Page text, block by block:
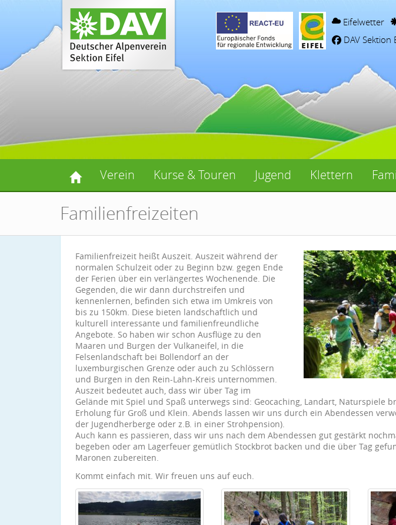
Eifelwetter
DAV Sektion
Verein Kurse & Touren Jugend Klettern
Familienfreizeiten
Familienfreizeit heißt Auszeit. Auszeit während der
normalen Schulzeit oder zu Beginn bzw. gegen Ende
der Ferien über ein verlängertes Wochenende. Die
Gegenden, die wir dann durchstreifen und
kennenlernen, befinden sich etwa im Umkreis von
bis zu 150km. Diese bieten landschaftlich und
kulturell interessante und familienfreundliche
Angebote. So haben wir schon Ausflüge zu den
Maaren und Burgen der Vulkaneifel, in die
Felsenlandschaft bei Bollendorf an der
luxemburgischen Grenze oder auch zu Schlössern
und Burgen in den Rein-Lahn-Kreis unternommen.
Auszeit bedeutet auch, dass wir über Tag im
Gelände mit Spiel und Spaß unterwegs sind: Geocaching, Landart, Naturspiele
Erholung für Groß und Klein. Abends lassen wir uns durch ein Abendessen
der Jugendherberge oder z.B. in einer Strohpension).
Auch kann es passieren, dass wir uns nach dem Abendessen gut gestärkt
begeben oder am Lagerfeuer gemütlich Stockbrot backen und die über Tag
Maronen zubereiten.
Kommt einfach mit. Wir freuen uns auf euch.